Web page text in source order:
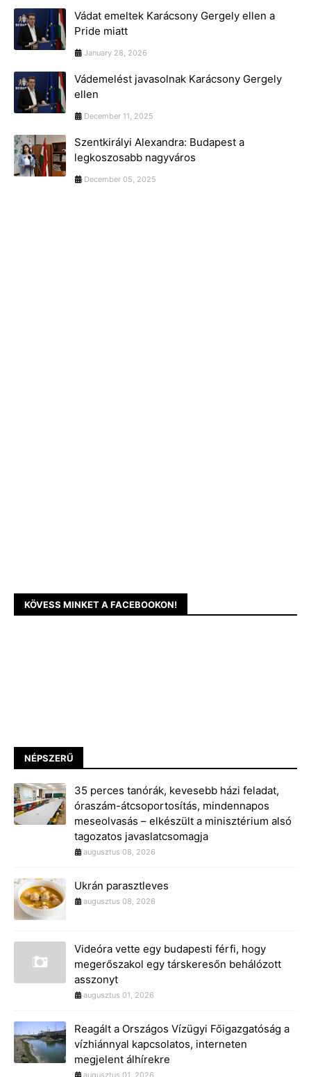
Vádat emeltek Karácsony Gergely ellen a
Pride miatt
January 28, 2026
Vádemelést javasolnak Karácsony Gergely
ellen
December 11, 2025
Szentkirályi Alexandra: Budapest a
legkoszosabb nagyváros
December 05, 2025
KÖVESS MINKET A FACEBOOKON!
NÉPSZERŰ
35 perces tanórák, kevesebb házi feladat,
óraszám-átcsoportosítás, mindennapos
meseolvasás – elkészült a minisztérium alsó
tagozatos javaslatcsomagja
augusztus 08, 2026
Ukrán parasztleves
augusztus 08, 2026
Videóra vette egy budapesti férfi, hogy
megerőszakol egy társkeresőn behálózott
asszonyt
augusztus 01, 2026
Reagált a Országos Vízügyi Főigazgatóság a
vízhiánnyal kapcsolatos, interneten
megjelent álhírekre
augusztus 01, 2026